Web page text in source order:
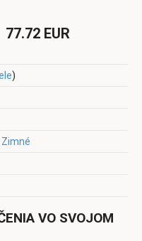
77.72 EUR
)
Zimné
VO SVOJOM